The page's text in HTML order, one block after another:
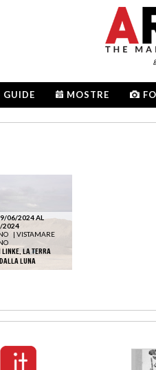
GUIDE MOSTRE
06/2024 AL
2024
| VISTAMARE
LA TERRA
LUNA